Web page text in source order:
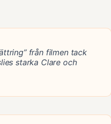
från filmen tack
starka Clare och